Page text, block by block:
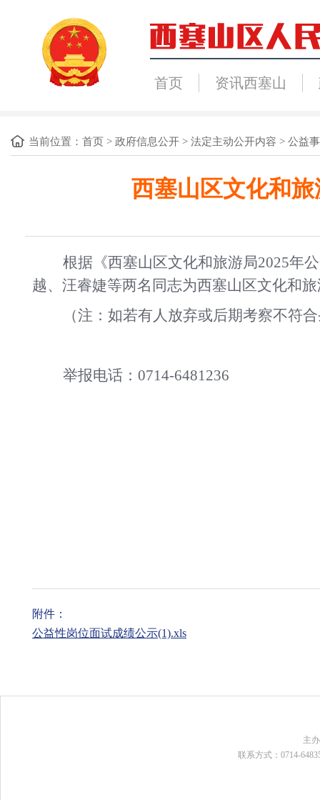
首页 资讯西塞山
当前位置： 首页 > 政府信息公开 > 法定主动公开内容 > 公益
西塞山区文化和
根据《西塞山区文化和旅游局2025年
越、汪睿婕等两名同志为西塞山区文化和
（注：如若有人放弃或后期考察不符
举报电话： 0714-6481236
附件：
公益性岗位面试成绩公示(1).xls
主
联系方式：0714-